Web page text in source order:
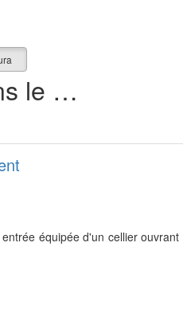
42 appartements en vente dans le Jura (39)
équipée d'un cellier